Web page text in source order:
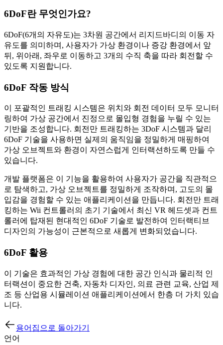
6DoF란 무엇인가요?
6DoF(6개의 자유도)는 3차원 공간에서 리지드바디의 이동 자
유도를 의미하며, 사용자가 가상 환경이나 증강 환경에서 앞
뒤, 위아래, 좌우로 이동하고 3개의 수직 축을 따라 회전할 수
있도록 지원합니다.
6DoF 작동 방식
이 포괄적인 트래킹 시스템은 위치와 회전 데이터 모두 모니터
링하여 가상 공간에서 진정으로 몰입형 경험을 누릴 수 있는
기반을 조성합니다. 회전만 트래킹하는 3DoF 시스템과 달리
6DoF 기술을 사용하면 실제의 움직임을 정밀하게 매핑하여
가상 오브젝트와 환경이 자연스럽게 인터랙션하도록 만들 수
있습니다.
개발 플랫폼은 이 기능을 활용하여 사용자가 공간을 직관적으
로 탐색하고, 가상 오브젝트를 정밀하게 조작하며, 고도의 몰
입감을 경험할 수 있는 애플리케이션을 만듭니다. 회전만 트래
킹하는 Wii 컨트롤러의 초기 기술에서 최신 VR 헤드셋과 컨트
롤러에 탑재된 현대적인 6DoF 기술로 발전하여 인터랙티브
디자인의 가능성이 근본적으로 새롭게 변화되었습니다.
6DoF 활용
이 기술은 효과적인 가상 경험에 대한 공간 인식과 물리적 인
터랙션이 중요한 건축, 자동차 디자인, 의료 관련 교육, 산업 제
조 등 산업용 시뮬레이션 애플리케이션에서 한층 더 가치 있습
니다.
용어집으로 돌아가기
언어